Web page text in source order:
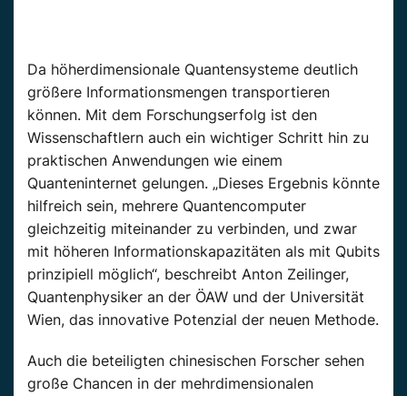
Da höherdimensionale Quantensysteme deutlich
größere Informationsmengen transportieren
können. Mit dem Forschungserfolg ist den
Wissenschaftlern auch ein wichtiger Schritt hin zu
praktischen Anwendungen wie einem
Quanteninternet gelungen. „Dieses Ergebnis könnte
hilfreich sein, mehrere Quantencomputer
gleichzeitig miteinander zu verbinden, und zwar
mit höheren Informationskapazitäten als mit Qubits
prinzipiell möglich“, beschreibt Anton Zeilinger,
Quantenphysiker an der ÖAW und der Universität
Wien, das innovative Potenzial der neuen Methode.
Auch die beteiligten chinesischen Forscher sehen
große Chancen in der mehrdimensionalen